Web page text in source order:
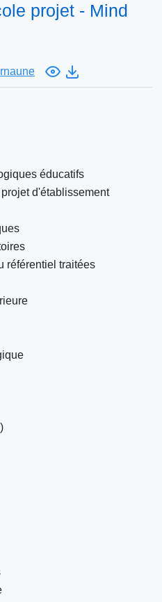
projet - Mind
éducatifs
d'établissement
référentiel traitées